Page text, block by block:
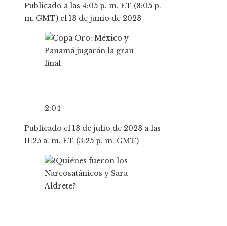
Publicado a las 4:05 p. m. ET (8:05 p.
m. GMT) el 13 de junio de 2023
2:04
Publicado el 13 de julio de 2023 a las
11:25 a. m. ET (3:25 p. m. GMT)